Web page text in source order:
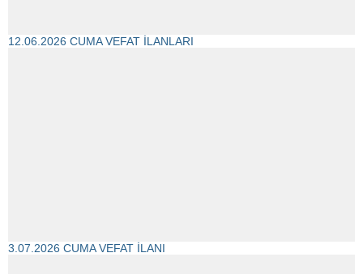
12.06.2026 CUMA VEFAT İLANLARI
3.07.2026 CUMA VEFAT İLANI